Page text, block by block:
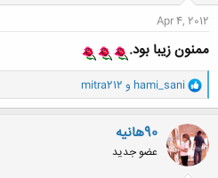
Apr 4, 2012
ممنون زیبا بود.
و
ا
ک
ن
ش
ه
ا
hami_sani و mitra212
90هانیه
عضو جدید